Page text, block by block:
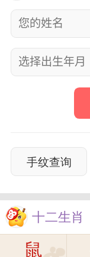
手纹查询
十二生肖
鼠